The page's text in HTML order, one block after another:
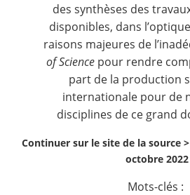
des synthèses des
disponibles, dans
raisons majeures de
of Science pour rendre
part de la production
internationale pour de
disciplines de ce grand
Continuer sur le site de la source >
octobre 2022
Mots-clés :